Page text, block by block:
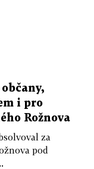
i pro
Rožnova
za
pod